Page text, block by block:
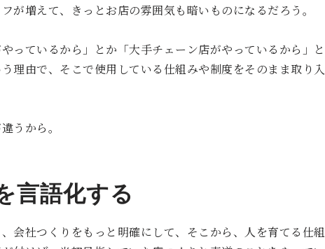
が増えて、きっとお店の雰囲気も暗いものになるだろう。
っているから」とか「大手チェーン店がやっているから」と
理由で、そこで使用している仕組みや制度をそのまま取り入
うから。
言語化する
会社つくりをもっと明確にして、そこから、人を育てる仕組